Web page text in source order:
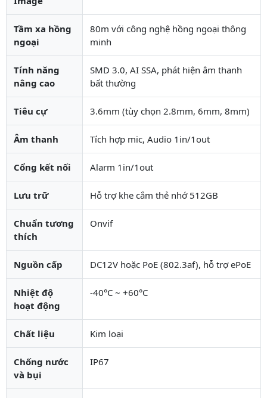
Tầm xa hồng
ngoại
80m với công nghệ hồng ngoại thông
minh
Tính năng
nâng cao
SMD 3.0, AI SSA, phát hiện âm thanh
bất thường
Tiêu cự 3.6mm (tùy chọn 2.8mm, 6mm, 8mm)
Âm thanh Tích hợp mic, Audio 1in/1out
Cổng kết nối Alarm 1in/1out
Lưu trữ Hỗ trợ khe cắm thẻ nhớ 512GB
Chuẩn tương
thích
Onvif
Nguồn cấp DC12V hoặc PoE (802.3af), hỗ trợ ePoE
Nhiệt độ
hoạt động
-40°C ~ +60°C
Chất liệu Kim loại
Chống nước
và bụi
IP67